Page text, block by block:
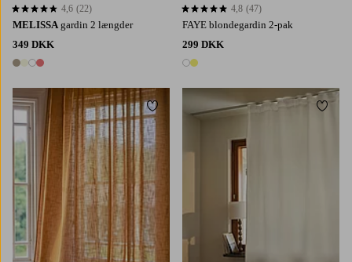
MELISSA gardin 2 længder
349 DKK
4 farver
4,6 baseret på 22 bedømmelser
4,6 (22)
FAYE blondegardin 2-pak
299 DKK
2 farver
4,8 baseret på 47 bedømmelser
4,8 (47)
Tilføj til favoritter
220 300
Tilføj